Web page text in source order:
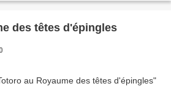
des têtes d'épingles